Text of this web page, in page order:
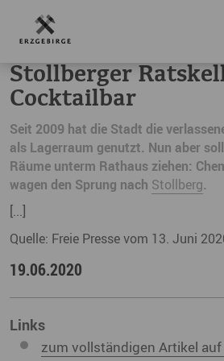
News, Neuigkeiten & Nachrichten
Stollberger
Cocktailbar
Seit 2009 hat die Stadt die
als Lagerraum genutzt. Nun aber
Räume unterm Rathaus ziehen:
wagen den Sprung nach Stollberg.
[...]
Quelle: Freie Presse vom 13. Juni
19.06.2020
Links
zum vollständigen Artikel